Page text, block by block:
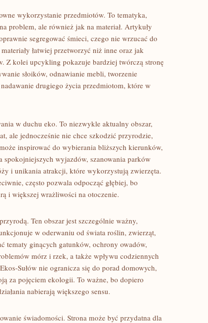
wykorzystanie przedmiotów. To tematyka,
problem, ale również jak na materiał. Artykuły
segregować śmieci, czego nie wrzucać do
łatwiej przetworzyć niż inne oraz jak
Z kolei upcykling pokazuje bardziej twórczą stronę
słoików, odnawianie mebli, tworzenie
drugiego życia przedmiotom, które w
w duchu eko. To niezwykle aktualny obszar,
ale jednocześnie nie chce szkodzić przyrodzie,
inspirować do wybierania bliższych kierunków,
wyjazdów, szanowania parków
i unikania atrakcji, które wykorzystują zwierzęta.
często pozwala odpocząć głębiej, bo
i większej wrażliwości na otoczenie.
Ten obszar jest szczególnie ważny,
w oderwaniu od świata roślin, zwierząt,
tematy ginących gatunków, ochrony owadów,
mórz i rzek, a także wpływu codziennych
Sułów nie ogranicza się do porad domowych,
za pojęciem ekologii. To ważne, bo dopiero
nabierają większego sensu.
świadomości. Strona może być przydatna dla